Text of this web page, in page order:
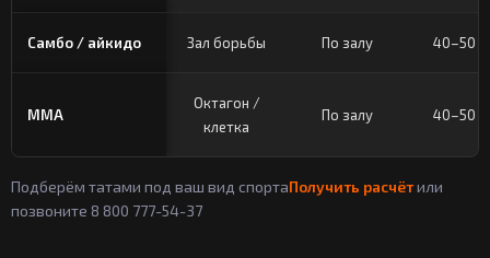
Самбо / айкидо Зал борьбы По залу 40–50
ММА
Октагон /
клетка
По залу 40–50
Подберём татами под ваш вид спортаПолучить расчётили
позвоните 8 800 777-54-37